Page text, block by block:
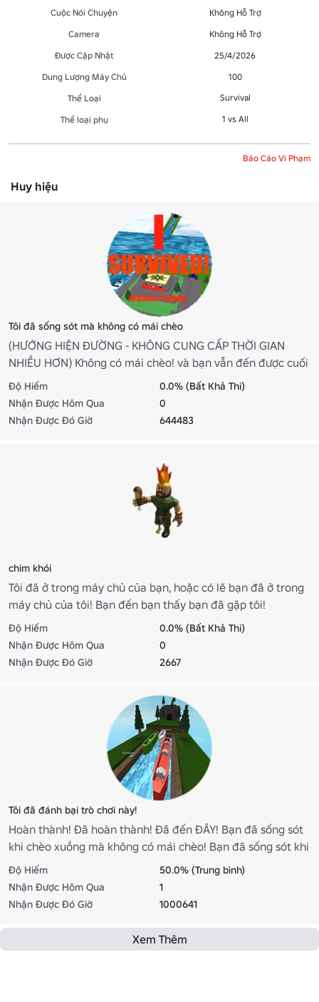
Cuộc Nói Chuyện
Không Hỗ Trợ
Camera
Không Hỗ Trợ
Được Cập Nhật
25/4/2026
Dung Lượng Máy Chủ
100
Thể Loại
Survival
Thể loại phụ 1 vs All
Báo Cáo Vi Phạm
Huy hiệu
Tôi đã sống sót mà không có mái chèo
(HƯỚNG HIỆN ĐƯỜNG - KHÔNG CUNG CẤP THỜI GIAN
NHIỀU HƠN) Không có mái chèo! và bạn vẫn đến được cuối
cùng. Bạn sống sót!
Độ Hiếm
0.0% (Bất Khả Thi)
Nhận Được Hôm Qua
0
Nhận Được Đó Giờ
644483
chim khói
Tôi đã ở trong máy chủ của bạn, hoặc có lẽ bạn đã ở trong
máy chủ của tôi! Bạn đến bạn thấy bạn đã gặp tôi!
Độ Hiếm
0.0% (Bất Khả Thi)
Nhận Được Hôm Qua
0
Nhận Được Đó Giờ
2667
Tôi đã đánh bại trò chơi này!
Hoàn thành! Đã hoàn thành! Đã đến ĐÂY! Bạn đã sống sót
khi chèo xuồng mà không có mái chèo! Bạn đã sống sót khi
giết người!
Độ Hiếm
50.0% (Trung bình)
Nhận Được Hôm Qua
1
Nhận Được Đó Giờ
1000641
Xem Thêm